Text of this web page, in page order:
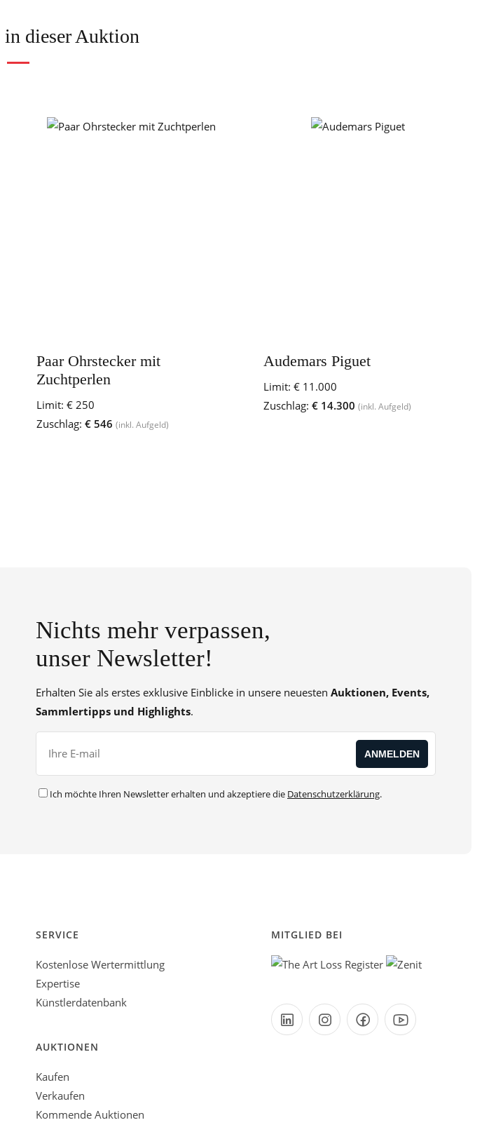
in dieser Auktion
Paar Ohrstecker mit
Zuchtperlen
Limit: € 250
Zuschlag: € 546 (inkl. Aufgeld)
Audemars Piguet
Limit: € 11.000
Zuschlag: € 14.300 (inkl. Aufgeld)
Nichts mehr verpassen,
unser Newsletter!
Erhalten Sie als erstes exklusive Einblicke in unsere neuesten Auktionen, Events,
Sammlertipps und Highlights.
Ich möchte Ihren Newsletter erhalten und akzeptiere die Datenschutzerklärung.
SERVICE
Kostenlose Wertermittlung
Expertise
Künstlerdatenbank
AUKTIONEN
Kaufen
Verkaufen
Kommende Auktionen
MITGLIED BEI